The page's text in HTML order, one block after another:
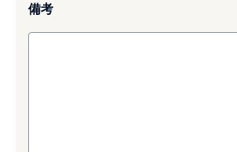
備考